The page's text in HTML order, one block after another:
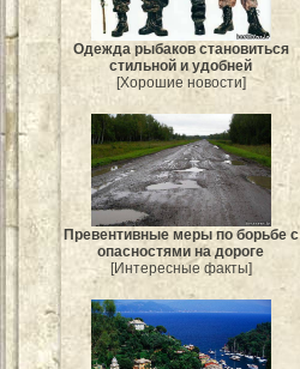
Одежда рыбаков становиться
стильной и удобней
[Хорошие новости]
Превентивные меры по борьбе с
опасностями на дороге
[Интересные факты]